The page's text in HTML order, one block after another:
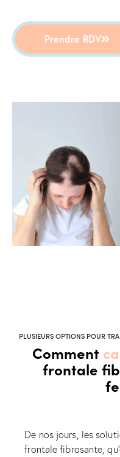
Prendre RDV
PLUSIEURS OPTIONS POUR
Comment
frontale
De nos jours, les
frontale fibrosante,